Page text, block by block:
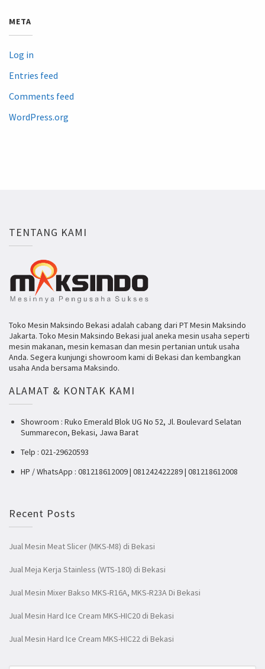
META
Log in
Entries feed
Comments feed
WordPress.org
TENTANG KAMI
Toko Mesin Maksindo Bekasi adalah cabang dari PT Mesin Maksindo
Jakarta. Toko Mesin Maksindo Bekasi jual aneka mesin usaha seperti
mesin makanan, mesin kemasan dan mesin pertanian untuk usaha
Anda. Segera kunjungi showroom kami di Bekasi dan kembangkan
usaha Anda bersama Maksindo.
ALAMAT & KONTAK KAMI
Showroom : Ruko Emerald Blok UG No 52, Jl. Boulevard Selatan
Summarecon, Bekasi, Jawa Barat
Telp : 021-29620593
HP / WhatsApp : 081218612009 | 081242422289 | 081218612008
Recent Posts
Jual Mesin Meat Slicer (MKS-M8) di Bekasi
Jual Meja Kerja Stainless (WTS-180) di Bekasi
Jual Mesin Mixer Bakso MKS-R16A, MKS-R23A Di Bekasi
Jual Mesin Hard Ice Cream MKS-HIC20 di Bekasi
Jual Mesin Hard Ice Cream MKS-HIC22 di Bekasi